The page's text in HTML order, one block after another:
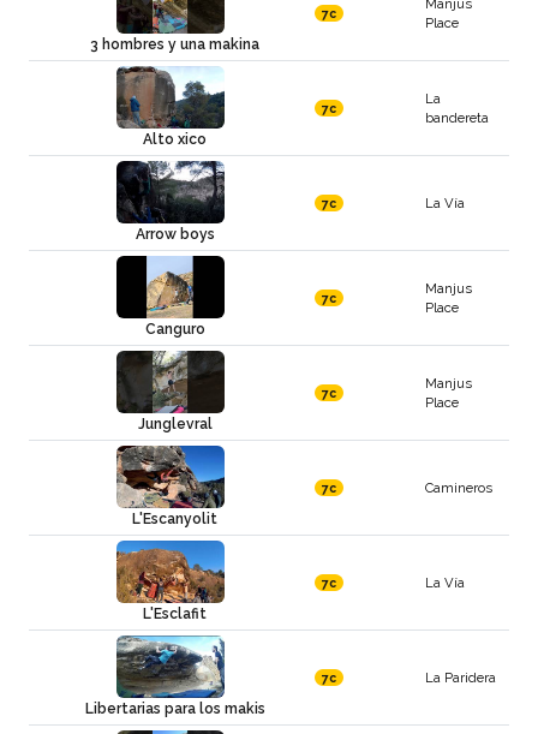
3 hombres y una makina
7c
Place
Alto xico
7c
La
bandereta
Arrow boys
7c La Vía
Canguro
7c
Manjus
Place
Junglevral
7c
Manjus
Place
L'Escanyolit
7c Camineros
L'Esclafit
7c La Vía
Libertarias para los makis
7c La Paridera